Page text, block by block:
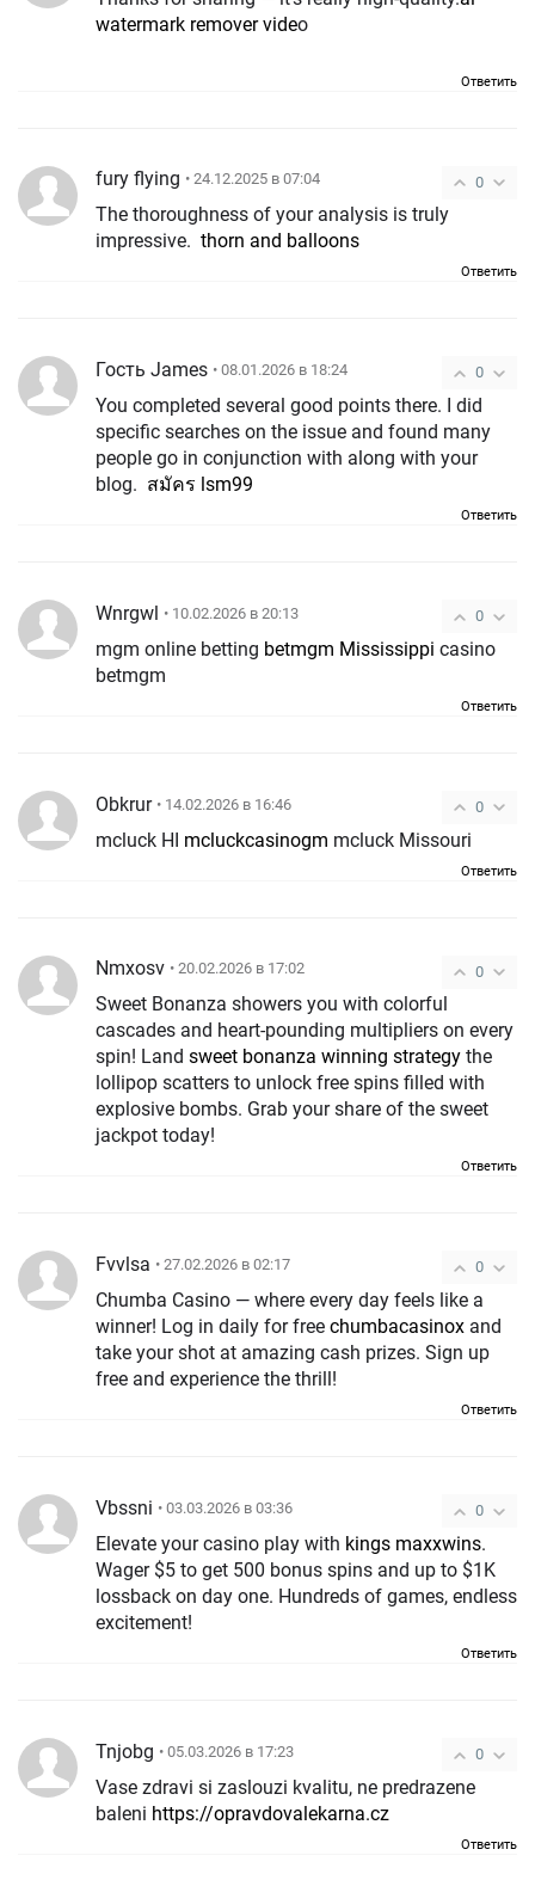
watermark remover video
Ответить
0
fury flying • 24.12.2025 в 07:04
The thoroughness of your analysis is truly
impressive. thorn and balloons
Ответить
0
Гость James • 08.01.2026 в 18:24
You completed several good points there. I did
specific searches on the issue and found many
people go in conjunction with along with your
blog. สมัคร lsm99
Ответить
0
Wnrgwl • 10.02.2026 в 20:13
mgm online betting betmgm Mississippi casino
betmgm
Ответить
0
Obkrur • 14.02.2026 в 16:46
mcluck HI mcluckcasinogm mcluck Missouri
Ответить
0
Nmxosv • 20.02.2026 в 17:02
Sweet Bonanza showers you with colorful
cascades and heart-pounding multipliers on every
spin! Land sweet bonanza winning strategy the
lollipop scatters to unlock free spins filled with
explosive bombs. Grab your share of the sweet
jackpot today!
Ответить
0
Fvvlsa • 27.02.2026 в 02:17
Chumba Casino — where every day feels like a
winner! Log in daily for free chumbacasinox and
take your shot at amazing cash prizes. Sign up
free and experience the thrill!
Ответить
0
Vbssni • 03.03.2026 в 03:36
Elevate your casino play with kings maxxwins.
Wager $5 to get 500 bonus spins and up to $1K
lossback on day one. Hundreds of games, endless
excitement!
Ответить
0
Tnjobg • 05.03.2026 в 17:23
Vase zdravi si zaslouzi kvalitu, ne predrazene
baleni https://opravdovalekarna.cz
Ответить